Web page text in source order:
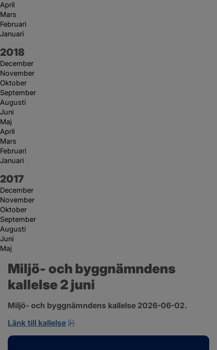
April
Mars
Februari
Januari
År:
2018
December
November
Oktober
September
Augusti
Juni
Maj
April
Mars
Februari
Januari
År:
2017
December
November
Oktober
September
Augusti
Juni
Maj
Miljö- och byggnämndens
kallelse 2 juni
Miljö- och byggnämndens kallelse 2026-06-02.
Länk till kallelse